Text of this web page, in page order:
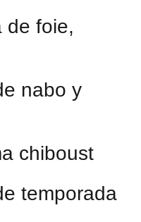
de foie,
nabo y
chiboust
temporada